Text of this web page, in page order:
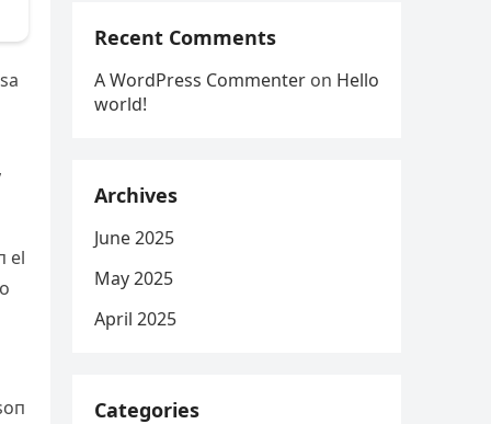
el
Recent Comments
A WordPress Commenter on Hello
world!
Archives
June 2025
May 2025
April 2025
Categories